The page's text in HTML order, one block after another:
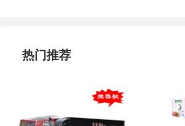
热门推荐